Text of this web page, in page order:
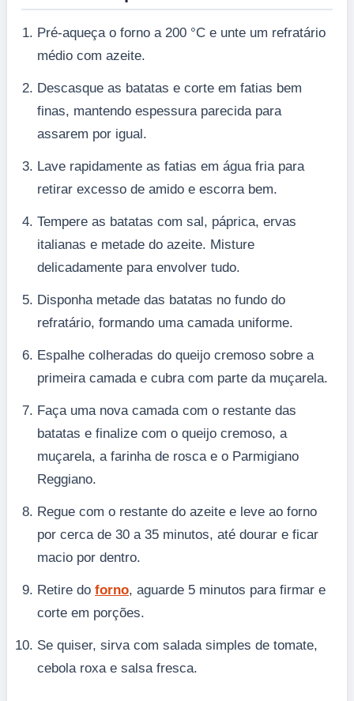
Pré-aqueça o forno a 200 °C e unte um refratário
médio com azeite.
Descasque as batatas e corte em fatias bem
finas, mantendo espessura parecida para
assarem por igual.
Lave rapidamente as fatias em água fria para
retirar excesso de amido e escorra bem.
Tempere as batatas com sal, páprica, ervas
italianas e metade do azeite. Misture
delicadamente para envolver tudo.
Disponha metade das batatas no fundo do
refratário, formando uma camada uniforme.
Espalhe colheradas do queijo cremoso sobre a
primeira camada e cubra com parte da muçarela.
Faça uma nova camada com o restante das
batatas e finalize com o queijo cremoso, a
muçarela, a farinha de rosca e o Parmigiano
Reggiano.
Regue com o restante do azeite e leve ao forno
por cerca de 30 a 35 minutos, até dourar e ficar
macio por dentro.
Retire do forno, aguarde 5 minutos para firmar e
corte em porções.
Se quiser, sirva com salada simples de tomate,
cebola roxa e salsa fresca.